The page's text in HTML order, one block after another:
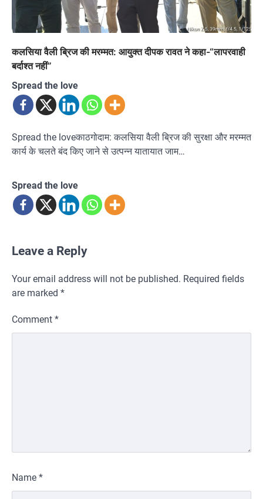
कलसिया वैली ब्रिज की मरम्मत: आयुक्त दीपक रावत ने कहा-“लापरवाही
बर्दाश्त नहीं”
Spread the love
Spread the loveकाठगोदाम: कलसिया वैली ब्रिज की सुरक्षा और मरम्मत
कार्य के चलते बंद किए जाने से उत्पन्न यातायात जाम…
Spread the love
Leave a Reply
Your email address will not be published. Required fields
are marked *
Comment *
Name *